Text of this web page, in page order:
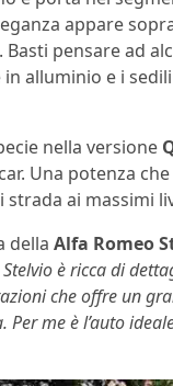
appare
pensare ad
alluminio e i
nella versione
Una potenza
ai massimi
della Alfa Romeo
è ricca di
che offre un
me è l’auto